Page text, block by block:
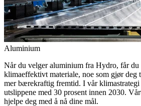
Aluminium
Når du velger aluminium fra Hydro, får du
klimaeffektivt materiale, noe som gjør deg
mer bærekraftig fremtid. I vår
utslippene med 30 prosent innen 2030.
hjelpe deg med å nå dine mål.